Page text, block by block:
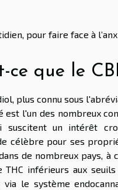
pour faire face à
ce que le
plus connu sous
est l'un des nombreux
suscitent un intérêt
célèbre pour ses
de nombreux pays,
THC inférieurs aux
via le système